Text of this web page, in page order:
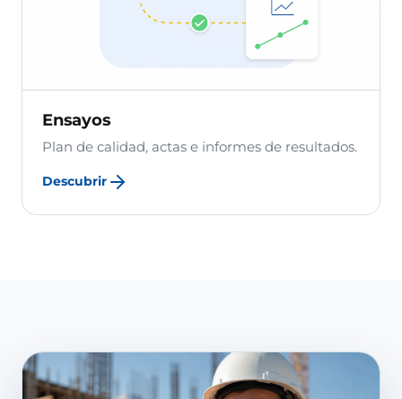
Ensayos
Plan de calidad, actas e informes de resultados.
Descubrir